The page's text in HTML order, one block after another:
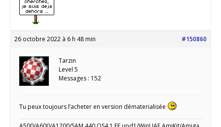
26 octobre 2022 à 6 h 48 min #150860
Tarzin
Level 5
Messages : 152
Tu peux toujours l’acheter en version dématerialisée